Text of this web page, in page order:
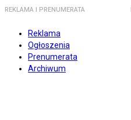
REKLAMA I PRENUMERATA
Reklama
Ogłoszenia
Prenumerata
Archiwum